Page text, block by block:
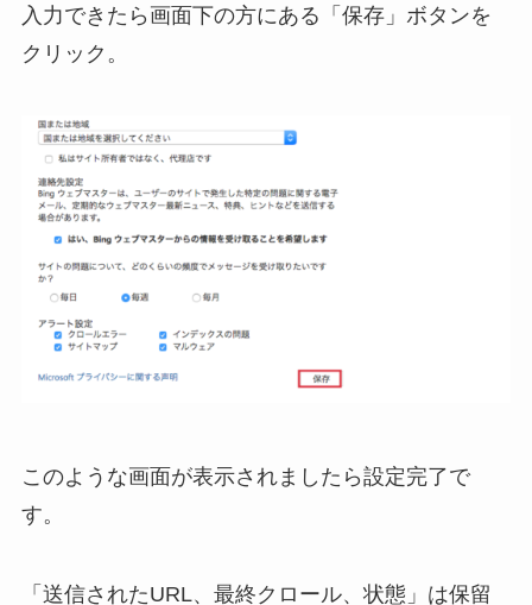
入力できたら画面下の方にある「保存」ボタンを
クリック。
このような画面が表示されましたら設定完了で
す。
「送信されたURL、最終クロール、状態」は保留